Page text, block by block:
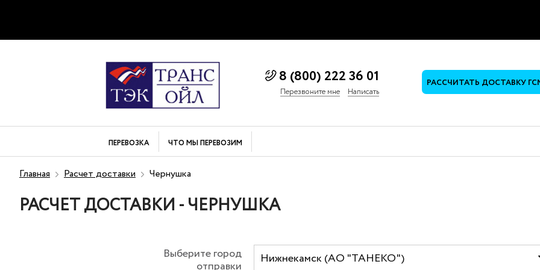
8 (800) 222 36 01
Перезвоните мне Написать
РАССЧИТАТЬ ДОСТАВКУ
ПЕРЕВОЗКА ЧТО МЫПЕРЕВОЗИМ
Главная Расчет доставки Чернушка
РАСЧЕТ ДОСТАВКИ - ЧЕРНУШКА
Выберите город
отправки
Нижнекамск (АО "ТАНЕКО")